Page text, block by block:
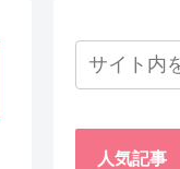
人気記事